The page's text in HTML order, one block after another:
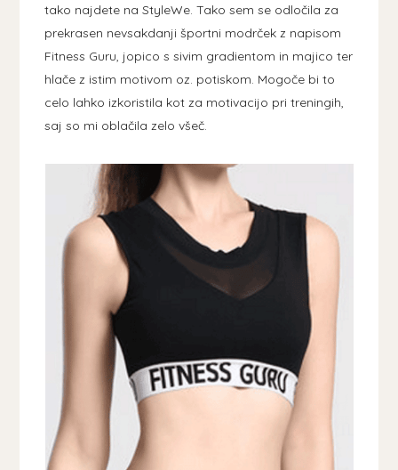
tako najdete na StyleWe. Tako sem se odločila za
prekrasen nevsakdanji športni modrček z napisom
Fitness Guru, jopico s sivim gradientom in majico ter
hlače z istim motivom oz. potiskom. Mogoče bi to
celo lahko izkoristila kot za motivacijo pri treningih,
saj so mi oblačila zelo všeč.